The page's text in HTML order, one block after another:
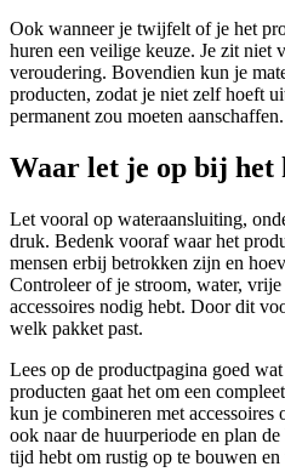
Ook wanneer je twijfelt of je het
huren een veilige keuze. Je zit niet
veroudering. Bovendien kun je
producten, zodat je niet zelf hoeft
permanent zou moeten aanschaffen.
Waar let je op bij het
Let vooral op wateraansluiting,
druk. Bedenk vooraf waar het
mensen erbij betrokken zijn en
Controleer of je stroom, water,
accessoires nodig hebt. Door dit
welk pakket past.
Lees op de productpagina goed
producten gaat het om een
kun je combineren met
ook naar de huurperiode en plan
tijd hebt om rustig op te bouwen en